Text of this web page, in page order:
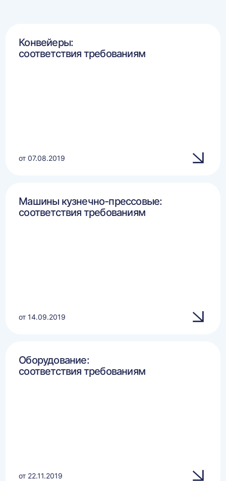
Конвейеры:
соответствия требованиям
от 07.08.2019
Машины кузнечно-прессовые:
соответствия требованиям
от 14.09.2019
Оборудование:
соответствия требованиям
от 22.11.2019